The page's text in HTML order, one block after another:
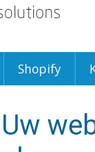
Shopify
Uw